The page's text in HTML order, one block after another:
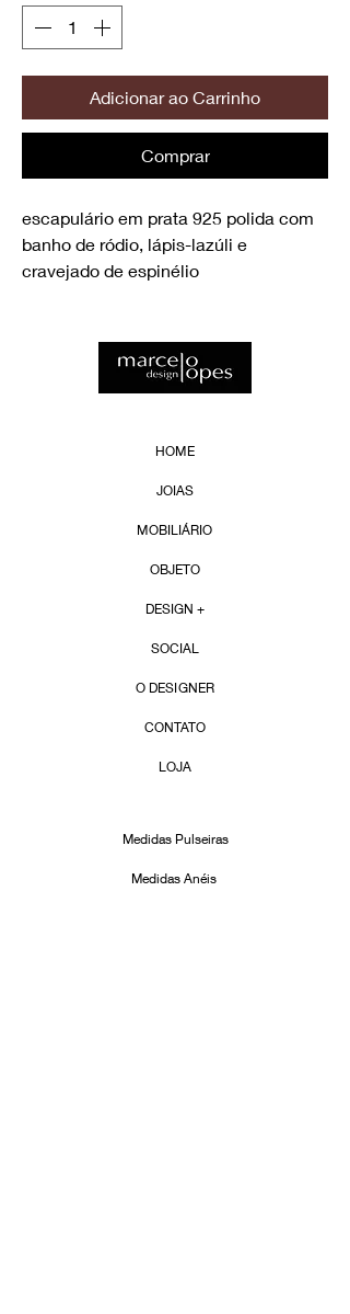
Adicionar ao Carrinho
Comprar
escapulário em prata 925 polida com
banho de ródio, lápis-lazúli e
cravejado de espinélio
HOME
JOIAS
MOBILIÁRIO
OBJETO
DESIGN +
SOCIAL
O DESIGNER
CONTATO
LOJA
Medidas Pulseiras
Medidas Anéis